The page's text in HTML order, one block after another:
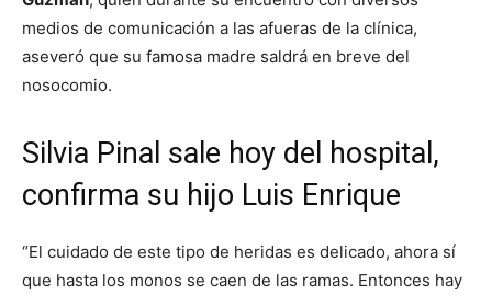
medios de comunicación a las afueras de la clínica,
aseveró que su famosa madre saldrá en breve del
nosocomio.
Silvia Pinal sale hoy del hospital,
confirma su hijo Luis Enrique
“El cuidado de este tipo de heridas es delicado, ahora sí
que hasta los monos se caen de las ramas. Entonces hay